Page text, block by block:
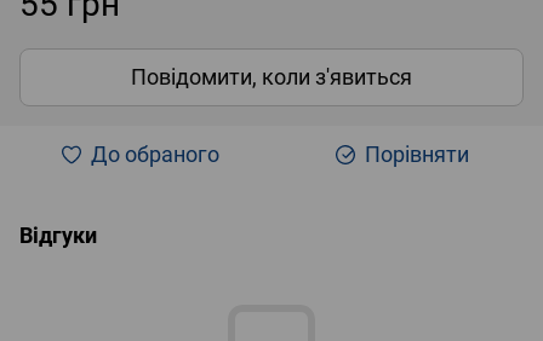
Повідомити, коли з'явиться
До обраного Порівняти
Відгуки